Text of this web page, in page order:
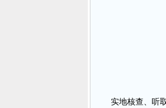
实地核查、听取